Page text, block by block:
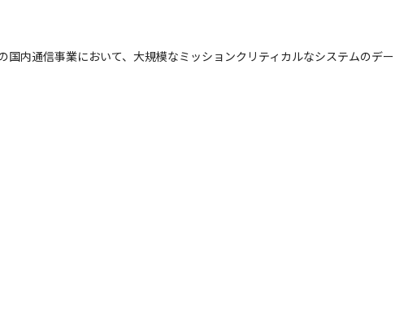
国内通信事業において、大規模なミッションクリティカルなシステムのデ